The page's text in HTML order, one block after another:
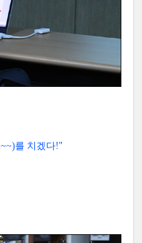
를 치겠다!"